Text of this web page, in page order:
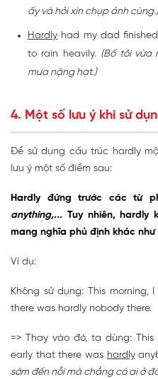
ấy và hỏi xin chụp ảnh cùng.)
Hardly had my dad
to rain heavily. (Bố tôi vừa
mưa nặng hạt.)
4. Một số lưu ý khi sử
Để sử dụng cấu trúc hardly
lưu ý một số điểm sau:
Hardly đứng trước các từ
anything,... Tuy nhiên, hardly
mang nghĩa phủ định khác như
Ví dụ:
Không sử dụng: This
there was hardly nobody there.
=> Thay vào đó, ta dùng:
early that there was hardly
sớm đến nỗi mà chẳng có ai ở